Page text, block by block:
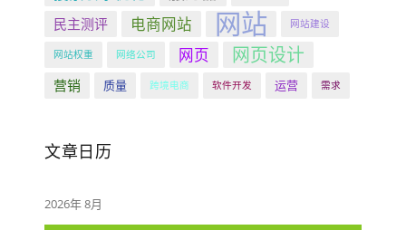
民主测评 电商网站 网站 网站建设
网站权重 网络公司 网页 网页设计
营销 质量 跨境电商 软件开发 运营 需求
文章日历
2026年 8月